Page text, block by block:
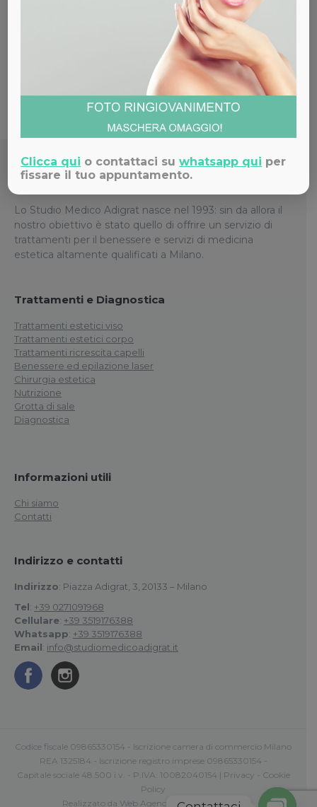
Medicina Estetica?
Contattaci!
Studio Medico Adigrat
Lo Studio Medico Adigrat nasce nel 1993: sin da allora il
nostro obiettivo è stato quello di offrire un servizio di
trattamenti per il benessere e servizi di medicina
estetica altamente qualificati a Milano.
Trattamenti e Diagnostica
Trattamenti estetici viso
Trattamenti estetici corpo
Trattamenti ricrescita capelli
Benessere ed epilazione laser
Chirurgia estetica
Nutrizione
Grotta di sale
Diagnostica
Informazioni utili
Chi siamo
Contatti
Indirizzo e contatti
Indirizzo: Piazza Adigrat, 3, 20133 – Milano
Tel: +39 0271091968
Cellulare: +39 3519176388
Whatsapp: +39 3519176388
Email: info@studiomedicoadigrat.it
Codice fiscale 09865330154 - Iscrizione camera di commercio Milano
REA 1325184 - Iscrizione registro imprese 09865330154 -
Capitale sociale 48.500 i.v. - P.IVA: 10082040154 | Privacy - Cookie
Policy
Realizzato da Web Agency Roma Comunica
Clicca qui o contattaci suwhatsapp qui per
fissare il tuo appuntamento.